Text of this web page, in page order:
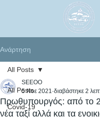
Ανάρτηση
All Posts
Covid-19
All Posts
Πρωθυπουργός: από το
νέα ταξί αλλά και τα
SEEOO
5 Νοε 2021 διαβάστηκε 2